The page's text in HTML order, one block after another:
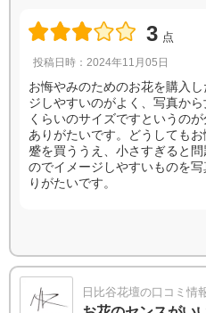
3 点
投稿日時：2024年11月05日
お悔やみのためのお花を購入
ジしやすいのがよく、写真か
くらいのサイズですというの
ありがたいです。どうしても
蹙を買ううえ、小さすぎると
のでイメージしやすいものを
りがたいです。
日比谷花壇の口コミ情